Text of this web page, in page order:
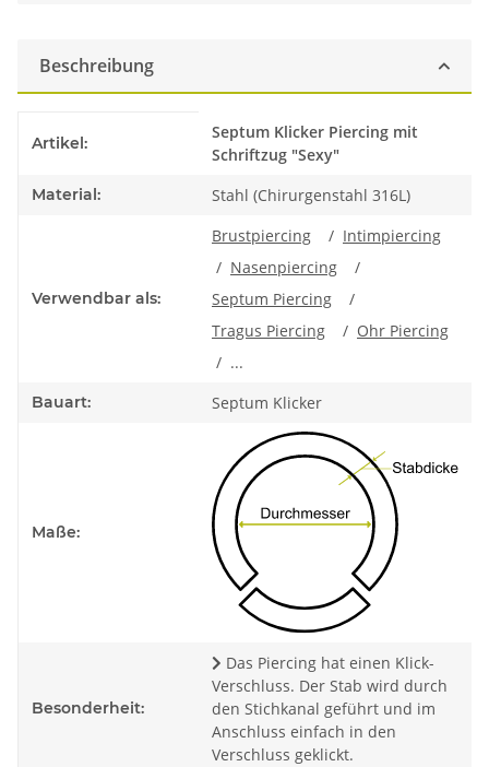
Beschreibung
Artikel:
Septum Klicker Piercing mit
Schriftzug "Sexy"
Material: Stahl (Chirurgenstahl 316L)
Verwendbar als:
Brustpiercing / Intimpiercing
/ Nasenpiercing
/
Septum Piercing
/
Tragus Piercing
/ Ohr Piercing
/ ...
Bauart: Septum Klicker
Maße:
Besonderheit:
Das Piercing hat einen Klick-
Verschluss. Der Stab wird durch
den Stichkanal geführt und im
Anschluss einfach in den
Verschluss geklickt.